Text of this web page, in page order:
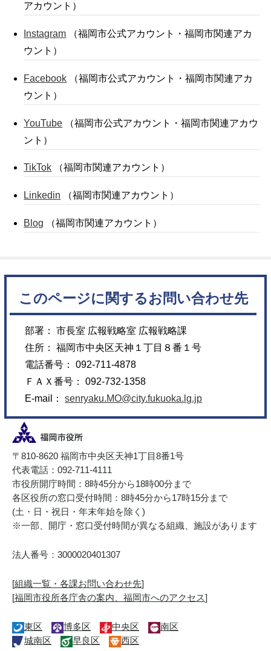
アカウント）
Instagram （福岡市公式アカウント・福岡市関連アカ
ウント）
Facebook （福岡市公式アカウント・福岡市関連アカ
ウント）
YouTube （福岡市公式アカウント・福岡市関連アカウ
ント）
TikTok （福岡市関連アカウント）
Linkedin （福岡市関連アカウント）
Blog （福岡市関連アカウント）
このページに関するお問い合わせ先
部署： 市長室 広報戦略室 広報戦略課
住所： 福岡市中央区天神１丁目８番１号
電話番号： 092-711-4878
ＦＡＸ番号： 092-732-1358
E-mail：senryaku.MO@city.fukuoka.lg.jp
〒810-8620 福岡市中央区天神1丁目8番1号
代表電話：092-711-4111
市役所開庁時間：8時45分から18時00分まで
各区役所の窓口受付時間：8時45分から17時15分まで
(土・日・祝日・年末年始を除く)
※一部、開庁・窓口受付時間が異なる組織、施設があります
法人番号：3000020401307
[組織一覧・各課お問い合わせ先]
[福岡市役所各庁舎の案内、福岡市へのアクセス]
東区 博多区 中央区
南区
城南区
早良区 西区